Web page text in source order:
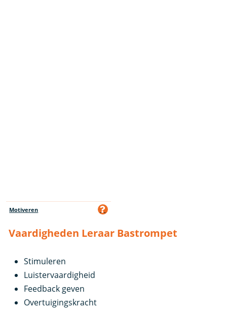
Motiveren
Vaardigheden Leraar Bastrompet
Stimuleren
Luistervaardigheid
Feedback geven
Overtuigingskracht